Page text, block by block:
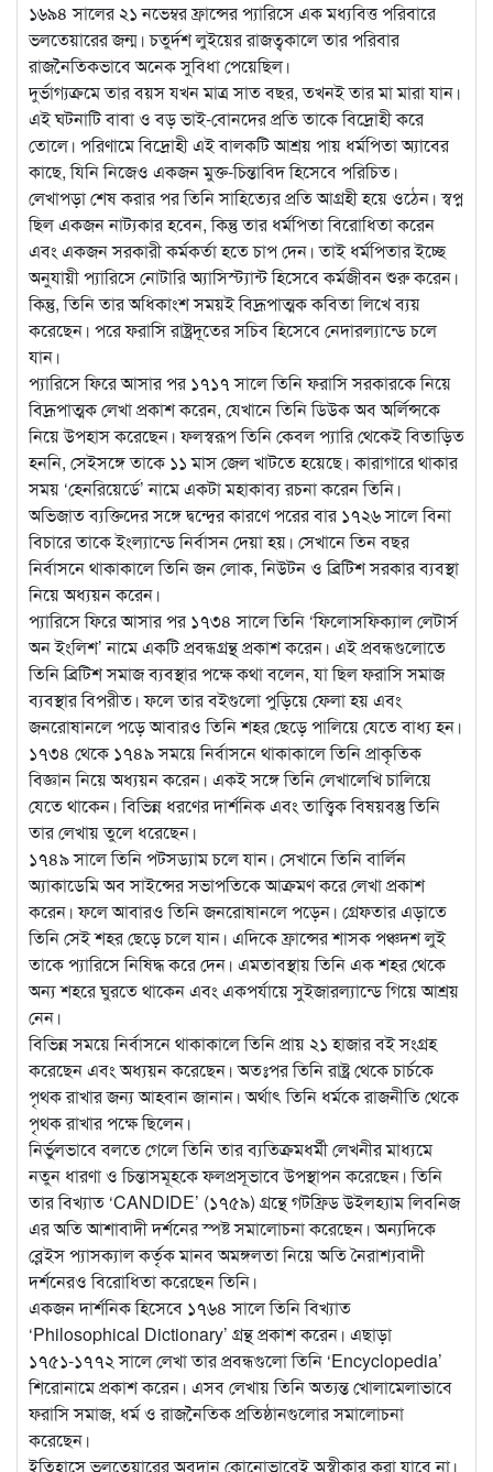
১৬৯৪ সালের ২১ নভেম্বর ফ্রান্সের প্যারিসে এক মধ্যবিত্ত পরিবারে
ভলতেয়ারের জন্ম। চতুর্দশ লুইয়ের রাজত্বকালে তার পরিবার
রাজনৈতিকভাবে অনেক সুবিধা পেয়েছিল।
দুর্ভাগ্যক্রমে তার বয়স যখন মাত্র সাত বছর, তখনই তার মা মারা যান।
এই ঘটনাটি বাবা ও বড় ভাই-বোনদের প্রতি তাকে বিদ্রোহী করে
তোলে। পরিণামে বিদ্রোহী এই বালকটি আশ্রয় পায় ধর্মপিতা অ্যাবের
কাছে, যিনি নিজেও একজন মুক্ত-চিন্তাবিদ হিসেবে পরিচিত।
লেখাপড়া শেষ করার পর তিনি সাহিত্যের প্রতি আগ্রহী হয়ে ওঠেন। স্বপ্ন
ছিল একজন নাট্যকার হবেন, কিন্তু তার ধর্মপিতা বিরোধিতা করেন
এবং একজন সরকারী কর্মকর্তা হতে চাপ দেন। তাই ধর্মপিতার ইচ্ছে
অনুযায়ী প্যারিসে নোটারি অ্যাসিস্ট্যান্ট হিসেবে কর্মজীবন শুরু করেন।
কিন্তু, তিনি তার অধিকাংশ সময়ই বিদ্রূপাত্মক কবিতা লিখে ব্যয়
করেছেন। পরে ফরাসি রাষ্ট্রদূতের সচিব হিসেবে নেদারল্যান্ডে চলে
যান।
প্যারিসে ফিরে আসার পর ১৭১৭ সালে তিনি ফরাসি সরকারকে নিয়ে
বিদ্রূপাত্মক লেখা প্রকাশ করেন, যেখানে তিনি ডিউক অব অর্লিন্সকে
নিয়ে উপহাস করেছেন। ফলস্বরূপ তিনি কেবল প্যারি থেকেই বিতাড়িত
হননি, সেইসঙ্গে তাকে ১১ মাস জেল খাটতে হয়েছে। কারাগারে থাকার
সময় ‘হেনরিয়ের্ডে’ নামে একটা মহাকাব্য রচনা করেন তিনি।
অভিজাত ব্যক্তিদের সঙ্গে দ্বন্দ্বের কারণে পরের বার ১৭২৬ সালে বিনা
বিচারে তাকে ইংল্যান্ডে নির্বাসন দেয়া হয়। সেখানে তিন বছর
নির্বাসনে থাকাকালে তিনি জন লোক, নিউটন ও ব্রিটিশ সরকার ব্যবস্থা
নিয়ে অধ্যয়ন করেন।
প্যারিসে ফিরে আসার পর ১৭৩৪ সালে তিনি ‘ফিলোসফিক্যাল লেটার্স
অন ইংলিশ’ নামে একটি প্রবন্ধগ্রন্থ প্রকাশ করেন। এই প্রবন্ধগুলোতে
তিনি ব্রিটিশ সমাজ ব্যবস্থার পক্ষে কথা বলেন, যা ছিল ফরাসি সমাজ
ব্যবস্থার বিপরীত। ফলে তার বইগুলো পুড়িয়ে ফেলা হয় এবং
জনরোষানলে পড়ে আবারও তিনি শহর ছেড়ে পালিয়ে যেতে বাধ্য হন।
১৭৩৪ থেকে ১৭৪৯ সময়ে নির্বাসনে থাকাকালে তিনি প্রাকৃতিক
বিজ্ঞান নিয়ে অধ্যয়ন করেন। একই সঙ্গে তিনি লেখালেখি চালিয়ে
যেতে থাকেন। বিভিন্ন ধরণের দার্শনিক এবং তাত্ত্বিক বিষয়বস্তু তিনি
তার লেখায় তুলে ধরেছেন।
১৭৪৯ সালে তিনি পটসড্যাম চলে যান। সেখানে তিনি বার্লিন
অ্যাকাডেমি অব সাইন্সের সভাপতিকে আক্রমণ করে লেখা প্রকাশ
করেন। ফলে আবারও তিনি জনরোষানলে পড়েন। গ্রেফতার এড়াতে
তিনি সেই শহর ছেড়ে চলে যান। এদিকে ফ্রান্সের শাসক পঞ্চদশ লুই
তাকে প্যারিসে নিষিদ্ধ করে দেন। এমতাবস্থায় তিনি এক শহর থেকে
অন্য শহরে ঘুরতে থাকেন এবং একপর্যায়ে সুইজারল্যান্ডে গিয়ে আশ্রয়
নেন।
বিভিন্ন সময়ে নির্বাসনে থাকাকালে তিনি প্রায় ২১ হাজার বই সংগ্রহ
করেছেন এবং অধ্যয়ন করেছেন। অতঃপর তিনি রাষ্ট্র থেকে চার্চকে
পৃথক রাখার জন্য আহবান জানান। অর্থাৎ তিনি ধর্মকে রাজনীতি থেকে
পৃথক রাখার পক্ষে ছিলেন।
নির্ভুলভাবে বলতে গেলে তিনি তার ব্যতিক্রমধর্মী লেখনীর মাধ্যমে
নতুন ধারণা ও চিন্তাসমূহকে ফলপ্রসূভাবে উপস্থাপন করেছেন। তিনি
তার বিখ্যাত ‘CANDIDE’ (১৭৫৯) গ্রন্থে গটফ্রিড উইলহ্যাম লিবনিজ
এর অতি আশাবাদী দর্শনের স্পষ্ট সমালোচনা করেছেন। অন্যদিকে
ব্লেইস প্যাসক্যাল কর্তৃক মানব অমঙ্গলতা নিয়ে অতি নৈরাশ্যবাদী
দর্শনেরও বিরোধিতা করেছেন তিনি।
একজন দার্শনিক হিসেবে ১৭৬৪ সালে তিনি বিখ্যাত
‘Philosophical Dictionary’ গ্রন্থ প্রকাশ করেন। এছাড়া
১৭৫১-১৭৭২ সালে লেখা তার প্রবন্ধগুলো তিনি ‘Encyclopedia’
শিরোনামে প্রকাশ করেন। এসব লেখায় তিনি অত্যন্ত খোলামেলাভাবে
ফরাসি সমাজ, ধর্ম ও রাজনৈতিক প্রতিষ্ঠানগুলোর সমালোচনা
করেছেন।
ইতিহাসে ভলতেয়ারের অবদান কোনোভাবেই অস্বীকার করা যাবে না।